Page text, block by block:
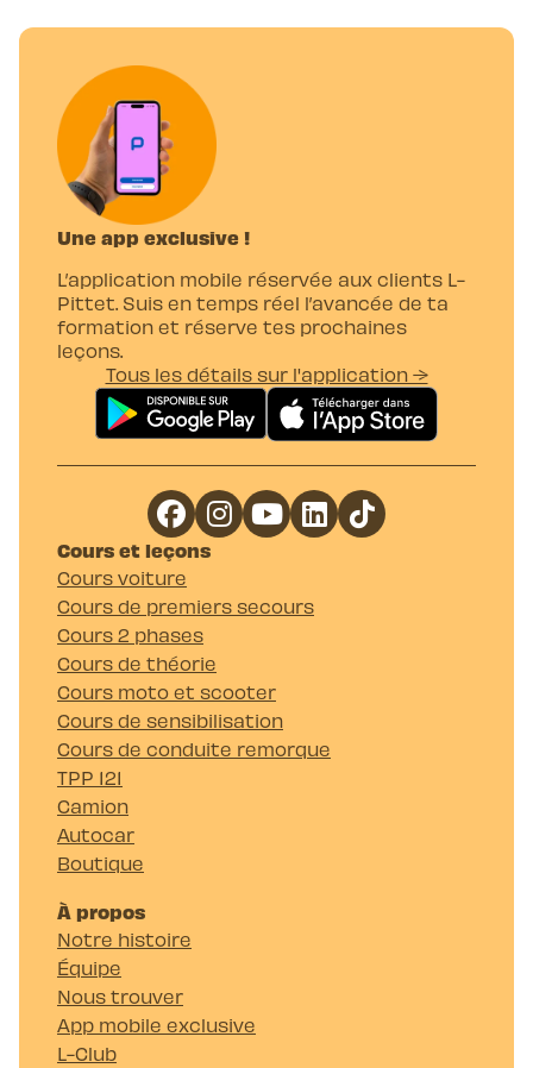
Une app exclusive !
L’application mobile réservée aux clients L-
Pittet. Suis en temps réel l’avancée de ta
formation et réserve tes prochaines
leçons.
Tous les détails sur l'application →
Cours et leçons
Cours voiture
Cours de premiers secours
Cours 2 phases
Cours de théorie
Cours moto et scooter
Cours de sensibilisation
Cours de conduite remorque
TPP 121
Camion
Autocar
Boutique
À propos
Notre histoire
Équipe
Nous trouver
App mobile exclusive
L-Club